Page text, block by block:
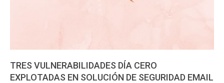
TRES VULNERABILIDADES DÍA CERO
EXPLOTADAS EN SOLUCIÓN DE SEGURIDAD EMAIL